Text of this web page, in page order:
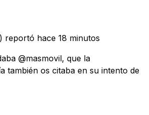
reportó hace 18 minutos
@masmovil, que la
también os citaba en su intento de